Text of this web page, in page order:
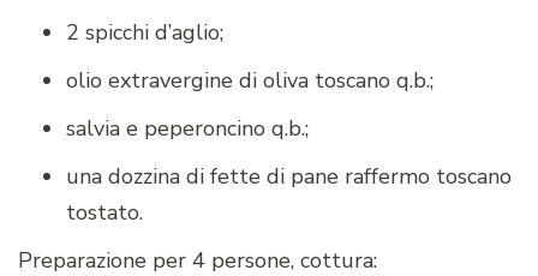
2 spicchi d’aglio;
olio extravergine di oliva toscano q.b.;
salvia e peperoncino q.b.;
una dozzina di fette di pane raffermo toscano
tostato.
Preparazione per 4 persone, cottura: